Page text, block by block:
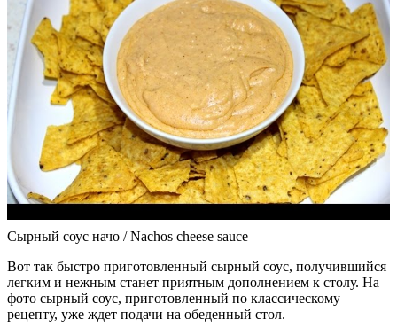
Сырный соус начо / Nachos cheese sauce
Вот так быстро приготовленный сырный соус, получившийся
легким и нежным станет приятным дополнением к столу. На
фото сырный соус, приготовленный по классическому
рецепту, уже ждет подачи на обеденный стол.